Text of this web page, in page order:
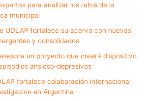
para analizar los retos de la
municipal
UDLAP fortalece su acervo con nuevas
y consolidados
un proyecto que creará dispositivo
ansioso-depresivos
fortalece colaboración internacional
en Argentina